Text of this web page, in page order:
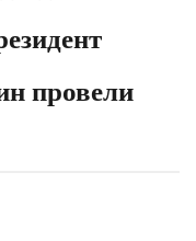
провели